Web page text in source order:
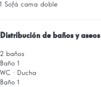
1 Sofá cama doble
Distribución de baños y aseos
2 baños
Baño 1
WC · Ducha
Baño 1